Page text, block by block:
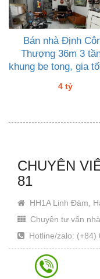
Bán nhà Định
Thượng 36m 3
khung be tong, gia
4 tỷ
CHUYÊN
81
HH1A Linh Đàm,
Chuyên tư vấn
Hotline/zalo: (+84)